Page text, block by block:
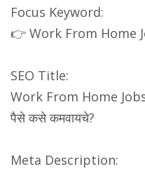
Focus Keyword:
👉 Work From Home
SEO Title:
Work From Home
पैसे कसे कमवायचे?
Meta Description: